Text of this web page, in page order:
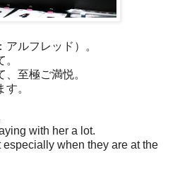
ルフレッド）。
至極ご満悦。
。
with her a lot.
especially when they are at the